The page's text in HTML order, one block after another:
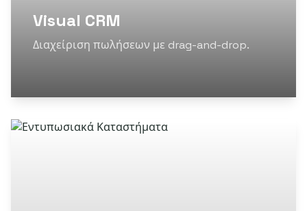
Visual CRM
Διαχείριση πωλήσεων με drag-and-drop.